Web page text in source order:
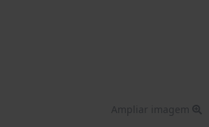
Ampliar imagem